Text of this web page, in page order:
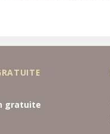
gratuite